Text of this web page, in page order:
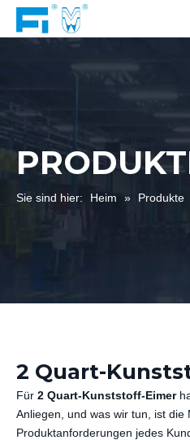
Sie sind hier: Heim » Produkte
2 Quart-
Für 2 Quart-Kunststoff-Eimer
Anliegen, und was wir tun, ist die
Produktanforderungen jedes